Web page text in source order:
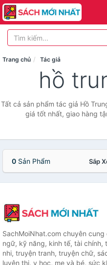
Trang chủ Tác giả
hồ
Tất cả sản phẩm tác giả Hồ
giá tốt nhất, giao hàng
0 Sản Phẩm Sắp
SachMoiNhat.com chuyên
ngữ, kỹ năng, kinh tế, tài chính,
nhi, truyện tranh, truyện chữ,
luyện thi, y học, mẹ và bé, sức